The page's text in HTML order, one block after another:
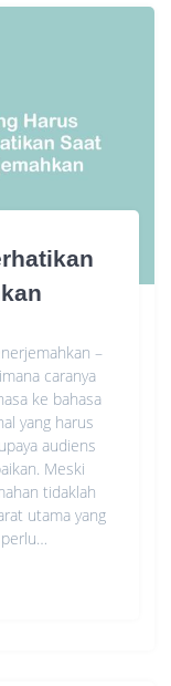
–
caranya
ke bahasa
yang harus
audiens
Meski
tidaklah
utama yang